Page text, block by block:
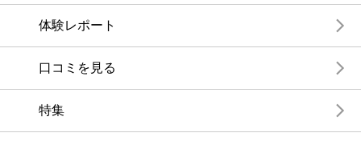
体験レポート
口コミを見る
特集